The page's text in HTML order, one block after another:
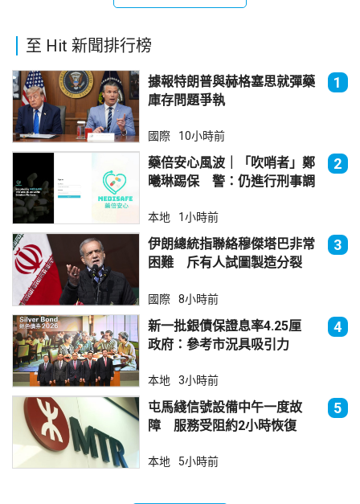
至 Hit 新聞排行榜
據報特朗普與赫格塞思就彈藥
庫存問題爭執
1
國際 10小時前
藥倍安心風波｜「吹哨者」鄭
曦琳踢保 警：仍進行刑事調
2
本地 1小時前
伊朗總統指聯絡穆傑塔巴非常
困難 斥有人試圖製造分裂
3
國際 8小時前
新一批銀債保證息率4.25厘
政府：參考市況具吸引力
4
本地 3小時前
屯馬綫信號設備中午一度故
障 服務受阻約2小時恢復
5
本地 5小時前